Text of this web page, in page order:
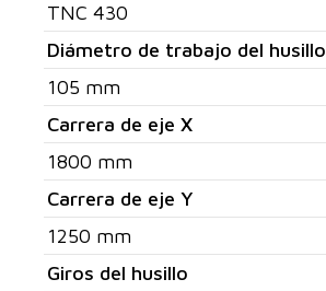
TNC 430
Diámetro de trabajo del husillo
105 mm
Carrera de eje X
1800 mm
Carrera de eje Y
1250 mm
Giros del husillo